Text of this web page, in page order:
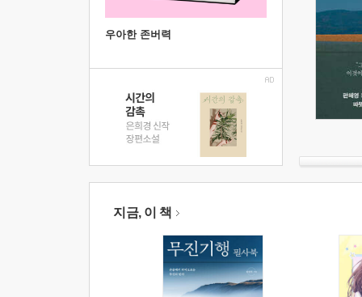
우아한 존버력
지금, 이 책